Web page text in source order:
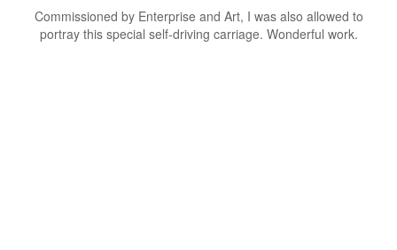
Commissioned by Enterprise and Art, I was also allowed to
portray this special self-driving carriage. Wonderful work.